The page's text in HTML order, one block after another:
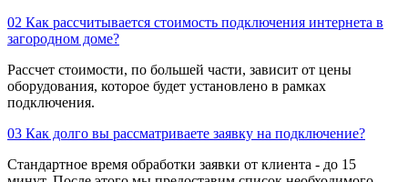
02 Как рассчитывается стоимость подключения интернета в
загородном доме?
Рассчет стоимости, по большей части, зависит от цены
оборудования, которое будет установлено в рамках
подключения.
03 Как долго вы рассматриваете заявку на подключение?
Стандартное время обработки заявки от клиента - до 15